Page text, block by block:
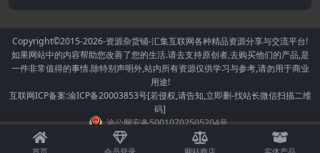
Copyright©2015-2026-资源杂货铺-汇集互联网各种精品资源分享与交流平台!
如果网站中的内容帮助您改善了您的生活.请去支持原创者,去购买他们的产品,是
一件非常值得的事情.除特别声明外,站内所有资源仅供学习与参考,请勿用于商业
用途!
互联网ICP备案:渝ICP备20003853号[若侵权,请告知,立即删-找站长微信扫描二维
码]
渝公网安备50010702505204号